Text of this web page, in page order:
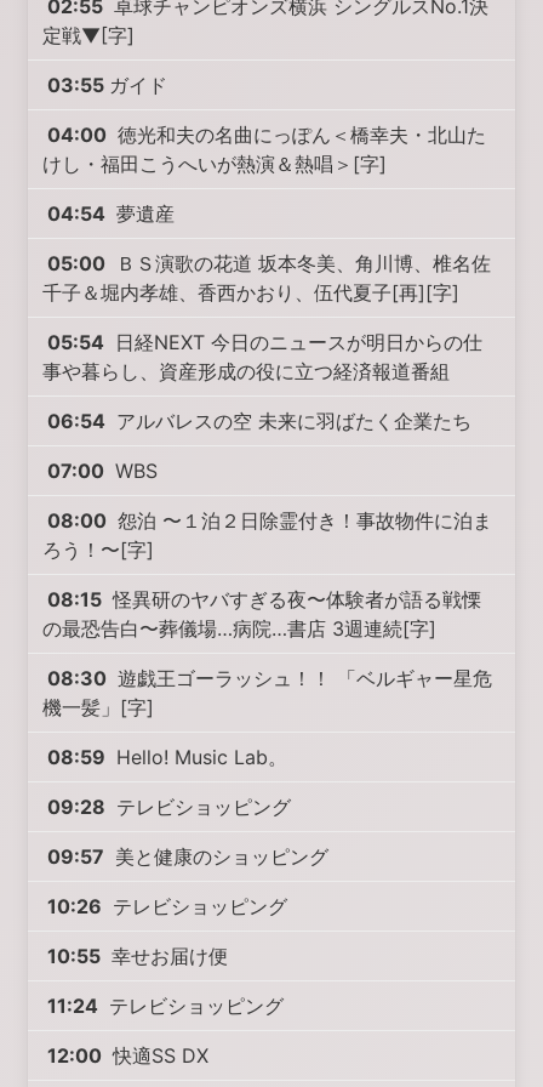
02:55 卓球チャンピオンズ横浜 シングルスNo.1決
定戦▼[字]
03:55 ガイド
04:00 徳光和夫の名曲にっぽん＜橋幸夫・北山た
けし・福田こうへいが熱演＆熱唱＞[字]
04:54 夢遺産
05:00
ＢＳ演歌の花道 坂本冬美、角川博、椎名佐
千子＆堀内孝雄、香西かおり、伍代夏子[再][字]
05:54 日経NEXT 今日のニュースが明日からの仕
事や暮らし、資産形成の役に立つ経済報道番組
06:54 アルバレスの空 未来に羽ばたく企業たち
07:00 WBS
08:00 怨泊 〜１泊２日除霊付き！事故物件に泊ま
ろう！〜[字]
08:15 怪異研のヤバすぎる夜〜体験者が語る戦慄
の最恐告白〜葬儀場…病院…書店 3週連続[字]
08:30 遊戯王ゴーラッシュ！！ 「ベルギャー星危
機一髪」[字]
08:59 Hello! Music Lab。
09:28 テレビショッピング
09:57 美と健康のショッピング
10:26 テレビショッピング
10:55 幸せお届け便
11:24 テレビショッピング
12:00 快適SS DX